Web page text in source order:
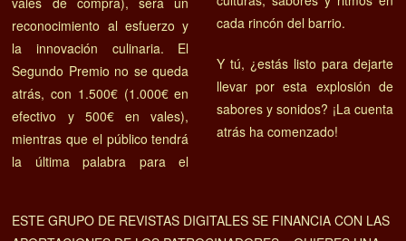
reconocimiento al esfuerzo y
la innovación culinaria. El
Segundo Premio no se queda
atrás, con 1.500€ (1.000€ en
efectivo y 500€ en vales),
mientras que el público tendrá
la última palabra para el
cada rincón del barrio.
Y tú, ¿estás listo para dejarte
llevar por esta explosión de
sabores y sonidos? ¡La cuenta
atrás ha comenzado!
ESTE GRUPO DE REVISTAS DIGITALES SE FINANCIA CON LAS